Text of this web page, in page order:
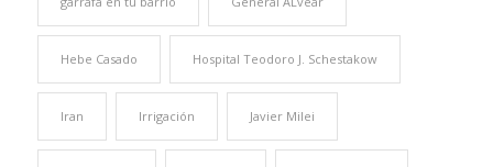
Hebe Casado Hospital Teodoro J. Schestakow
Iran Irrigación Javier Milei